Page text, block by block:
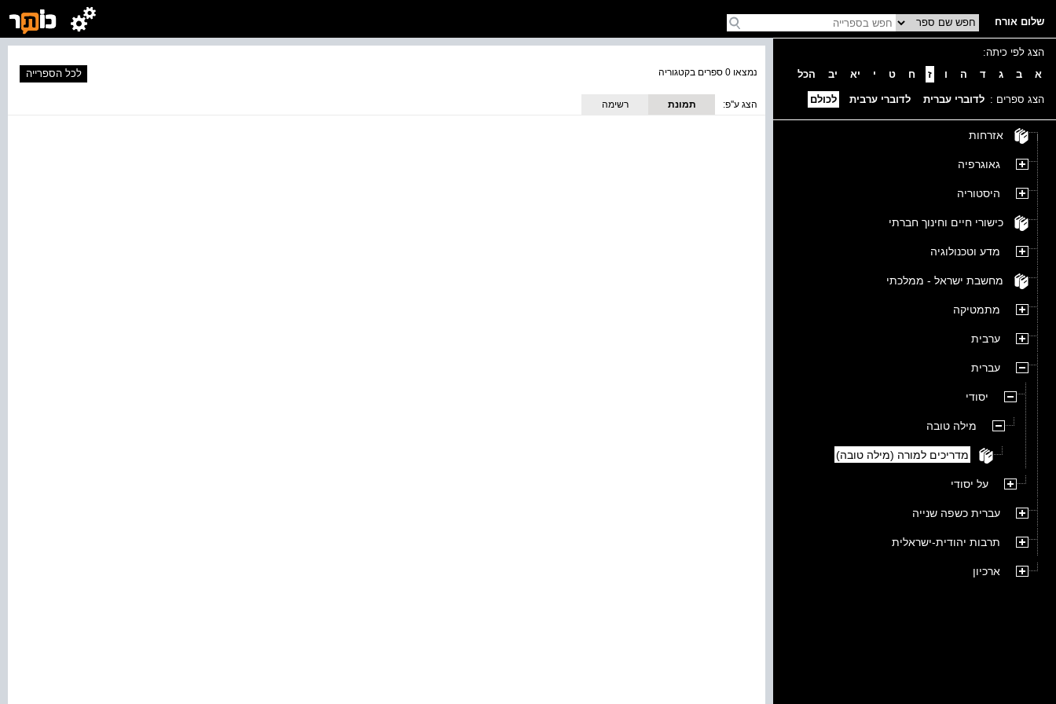
שלום אורח
הצג לפי כיתה:
א
ב ג ד ה ו ז ח ט י יא יב הכל
הצג ספרים : לדוברי עברית לדוברי ערבית לכולם
אזרחות
גאוגרפיה
היסטוריה
כישורי חיים וחינוך חברתי
מדע וטכנולוגיה
מחשבת ישראל - ממלכתי
מתמטיקה
ערבית
עברית
יסודי
מילה טובה
מדריכים למורה (מילה טובה)
על יסודי
עברית כשפה שנייה
תרבות יהודית-ישראלית
ארכיון
נמצאו 0 ספרים בקטגוריה לכל הספרייה
הצג ע''פ:
תמונת
רשימה